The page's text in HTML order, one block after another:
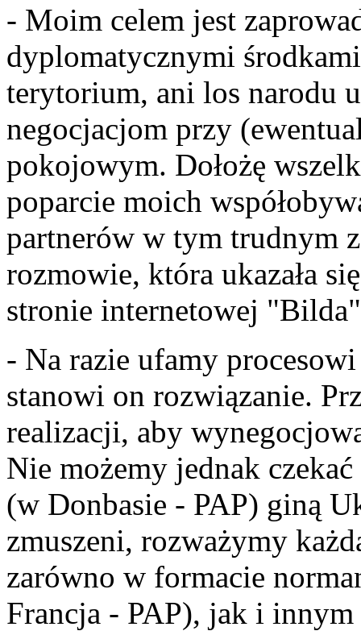
- Moim celem jest
dyplomatycznymi
terytorium, ani los narodu
negocjacjom przy
pokojowym. Dołożę
poparcie moich
partnerów w tym trudnym
rozmowie, która ukazała
stronie internetowej
- Na razie ufamy
stanowi on rozwiązanie.
realizacji, aby
Nie możemy jednak
(w Donbasie - PAP) giną
zmuszeni, rozważymy
zarówno w formacie
Francja - PAP), jak i innym